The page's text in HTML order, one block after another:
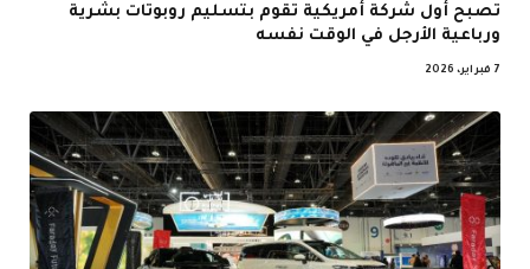
تصبح أول شركة أمريكية تقوم بتسليم روبوتات بشرية
ورباعية الأرجل في الوقت نفسه
7 فبراير، 2026